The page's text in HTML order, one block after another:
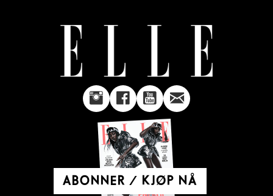
ABONNER / KJØP NÅ